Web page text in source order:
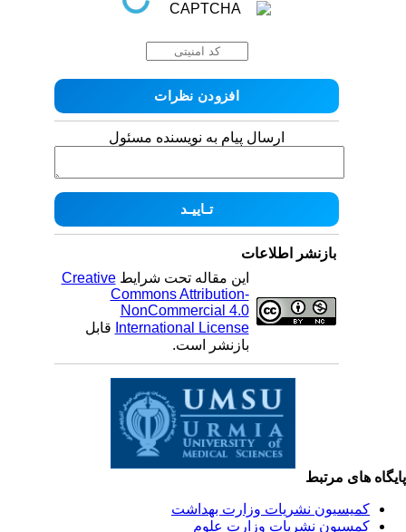
ارسال پیام به نویسنده مسئول
بازنشر اطلاعات
این مقاله تحت شرایطCreative
Commons Attribution-
NonCommercial 4.0
International Licenseقابل
بازنشر است.
های مرتبط
کمیسیون نشریات وزارت بهداشت
کمسیون نشریات وزارت علوم